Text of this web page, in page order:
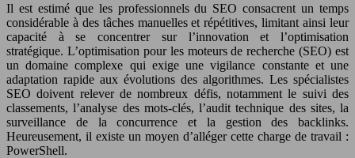
Il est estimé que les professionnels du SEO consacrent un temps
considérable à des tâches manuelles et répétitives, limitant ainsi leur
capacité à se concentrer sur l’innovation et l’optimisation
stratégique. L’optimisation pour les moteurs de recherche (SEO) est
un domaine complexe qui exige une vigilance constante et une
adaptation rapide aux évolutions des algorithmes. Les spécialistes
SEO doivent relever de nombreux défis, notamment le suivi des
classements, l’analyse des mots-clés, l’audit technique des sites, la
surveillance de la concurrence et la gestion des backlinks.
Heureusement, il existe un moyen d’alléger cette charge de travail :
PowerShell.